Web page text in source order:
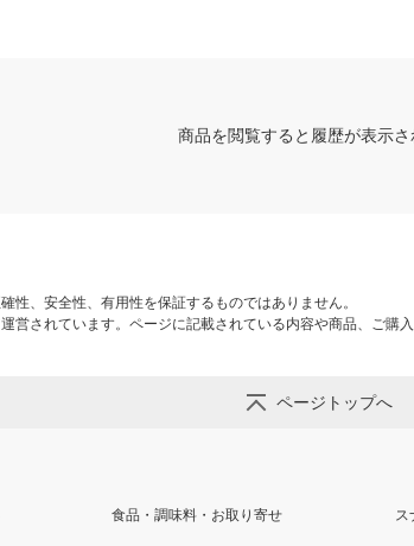
商品を閲覧すると履歴が表示さ
性、安全性、有用性を保証するものではありません。
されています。ページに記載されている内容や商品、ご購
ページトップへ
食品・調味料・お取り寄せ ス